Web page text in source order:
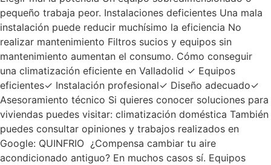
pequeño trabaja peor. Instalaciones deficientes Una mala
instalación puede reducir muchísimo la eficiencia No
realizar mantenimiento Filtros sucios y equipos sin
mantenimiento aumentan el consumo. Cómo conseguir
una climatización eficiente en Valladolid ✓ Equipos
eficientes✓ Instalación profesional✓ Diseño adecuado✓
Asesoramiento técnico Si quieres conocer soluciones para
viviendas puedes visitar: climatización doméstica También
puedes consultar opiniones y trabajos realizados en
Google: QUINFRIO ¿Compensa cambiar tu aire
acondicionado antiguo? En muchos casos sí. Equipos